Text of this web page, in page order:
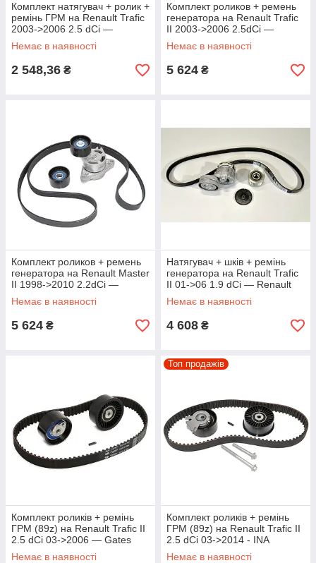
Комплект натягувач + ролик +
ремінь ГРМ на Renault Trafic
2003->2006 2.5 dCi —
Hutchinson - KH 153
Немає в наявності
2 548,36 ₴
Комплект роликов + ремень
генератора на Renault Trafic
II 2003->2006 2.5dCi —
Renault (Оригинал) -
7701475628
Немає в наявності
5 624 ₴
Комплект роликов + ремень
генератора на Renault Master
II 1998->2010 2.2dCi —
Renault (Оригинал) -
7701475628
Немає в наявності
5 624 ₴
Натягувач + шків + ремінь
генератора на Renault Trafic
II 01->06 1.9 dCi — Renault
(Оригінал) - 117208883R
Немає в наявності
4 608 ₴
Комплект роликів + ремінь
ГРМ (89z) на Renault Trafic II
2.5 dCi 03->2006 — Gates
(Бельгія) - K015573XS
Немає в наявності
Топ продажів
Комплект роликів + ремінь
ГРМ (89z) на Renault Trafic II
2.5 dCi 03->2014 - INA
(Німеччина) - 530 0198 10
Немає в наявності